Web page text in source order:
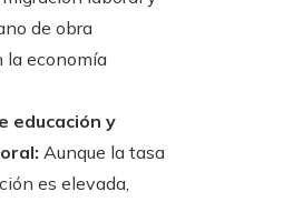
de obra
la economía
educación y
Aunque la tasa
es elevada,